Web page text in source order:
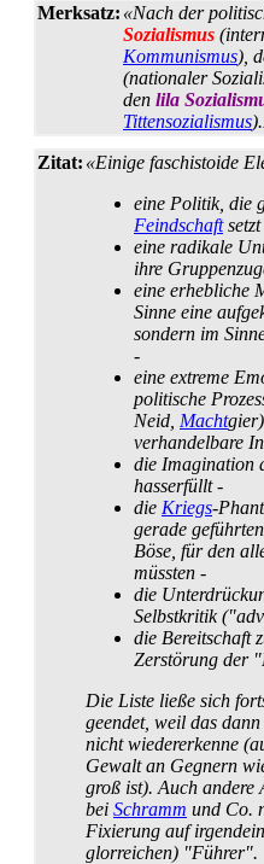
Merksatz: «Nach der
Sozialismus
Kommunismus),
(nationaler
den lila
Tittensozialismus
Zitat: «Einige faschistoide
eine Politik, die
Feindschaftsetzt
eine radikale
ihre
eine erhebliche
Sinne eine
sondern im
-
eine extreme
politische
Neid, Macht
verhandelbare
die Imagination
hasserfüllt -
die Kriegs-
gerade
Böse, für den
müssten -
die
Selbstkritik
die Bereitschaft
Zerstörung der
Die Liste ließe sich
geendet, weil das
nicht wiedererkenne
Gewalt an Gegnern
groß ist). Auch andere
bei Schramm und Co.
Fixierung auf
glorreichen) "Führer".